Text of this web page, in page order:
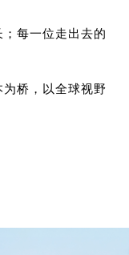
；每一位走出去的
桥，以全球视野